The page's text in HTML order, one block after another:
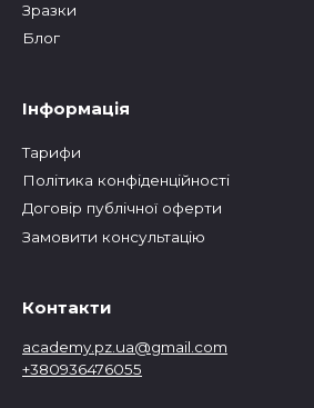
Зразки
Блог
Інформація
Тарифи
Політика конфіденційності
Договір публічної оферти
Замовити консультацію
Контакти
academy.pz.ua@gmail.com
+380936476055